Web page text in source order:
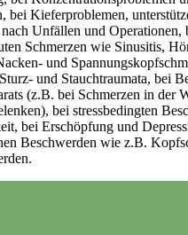
bei Kieferproblemen,
Unfällen und Operationen,
Schmerzen wie Sinusitis,
und
und Stauchtraumata, bei
(z.B. bei Schmerzen in der
bei stressbedingten
bei Erschöpfung und
Beschwerden wie z.B.